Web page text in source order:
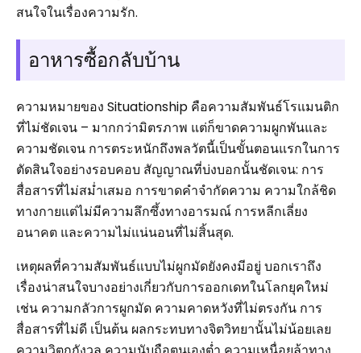
สนใจในเรื่องความรัก.
อาหารซื้อกลับบ้าน
ความหมายของ Situationship คือความสัมพันธ์โรแมนติก
ที่ไม่ชัดเจน – มากกว่ามิตรภาพ แต่ก็ขาดความผูกพันและ
ความชัดเจน การตระหนักถึงพลวัตนี้เป็นขั้นตอนแรกในการ
ตัดสินใจอย่างรอบคอบ สัญญาณที่บ่งบอกนั้นชัดเจน: การ
สื่อสารที่ไม่สม่ำเสมอ การขาดคำจำกัดความ ความใกล้ชิด
ทางกายแต่ไม่มีความลึกซึ้งทางอารมณ์ การหลีกเลี่ยง
อนาคต และความไม่แน่นอนที่ไม่สิ้นสุด.
เหตุผลที่ความสัมพันธ์แบบไม่ผูกมัดยังคงมีอยู่ บอกเราถึง
เรื่องน่าสนใจบางอย่างเกี่ยวกับการออกเดทในโลกยุคใหม่
เช่น ความกลัวการผูกมัด ความคาดหวังที่ไม่ตรงกัน การ
สื่อสารที่ไม่ดี เป็นต้น ผลกระทบทางจิตวิทยานั้นไม่น้อยเลย